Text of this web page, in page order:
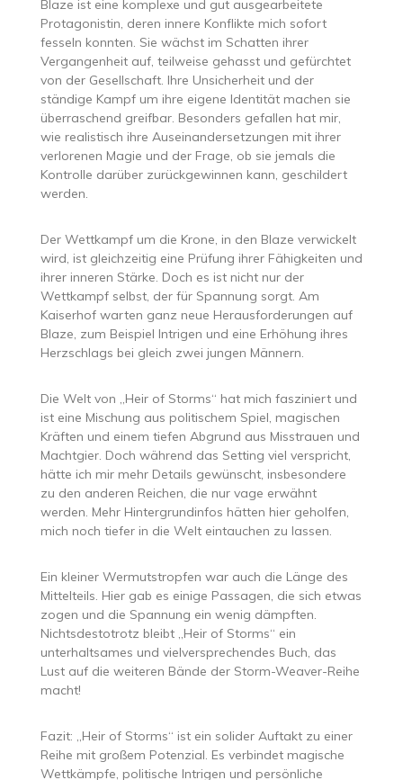
Blaze ist eine komplexe und gut ausgearbeitete
Protagonistin, deren innere Konflikte mich sofort
fesseln konnten. Sie wächst im Schatten ihrer
Vergangenheit auf, teilweise gehasst und gefürchtet
von der Gesellschaft. Ihre Unsicherheit und der
ständige Kampf um ihre eigene Identität machen sie
überraschend greifbar. Besonders gefallen hat mir,
wie realistisch ihre Auseinandersetzungen mit ihrer
verlorenen Magie und der Frage, ob sie jemals die
Kontrolle darüber zurückgewinnen kann, geschildert
werden.
Der Wettkampf um die Krone, in den Blaze verwickelt
wird, ist gleichzeitig eine Prüfung ihrer Fähigkeiten und
ihrer inneren Stärke. Doch es ist nicht nur der
Wettkampf selbst, der für Spannung sorgt. Am
Kaiserhof warten ganz neue Herausforderungen auf
Blaze, zum Beispiel Intrigen und eine Erhöhung ihres
Herzschlags bei gleich zwei jungen Männern.
Die Welt von „Heir of Storms“ hat mich fasziniert und
ist eine Mischung aus politischem Spiel, magischen
Kräften und einem tiefen Abgrund aus Misstrauen und
Machtgier. Doch während das Setting viel verspricht,
hätte ich mir mehr Details gewünscht, insbesondere
zu den anderen Reichen, die nur vage erwähnt
werden. Mehr Hintergrundinfos hätten hier geholfen,
mich noch tiefer in die Welt eintauchen zu lassen.
Ein kleiner Wermutstropfen war auch die Länge des
Mittelteils. Hier gab es einige Passagen, die sich etwas
zogen und die Spannung ein wenig dämpften.
Nichtsdestotrotz bleibt „Heir of Storms“ ein
unterhaltsames und vielversprechendes Buch, das
Lust auf die weiteren Bände der Storm-Weaver-Reihe
macht!
Fazit: „Heir of Storms“ ist ein solider Auftakt zu einer
Reihe mit großem Potenzial. Es verbindet magische
Wettkämpfe, politische Intrigen und persönliche